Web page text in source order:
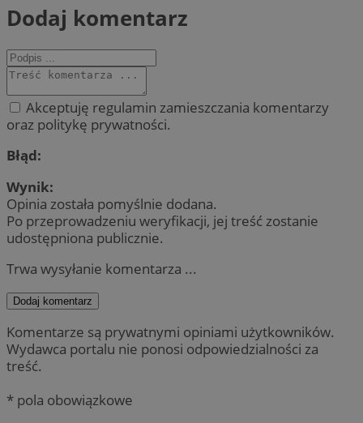
Dodaj komentarz
Akceptuję regulamin zamieszczania komentarzy
oraz politykę prywatności.
Błąd:
Wynik:
Opinia została pomyślnie dodana.
Po przeprowadzeniu weryfikacji, jej treść zostanie
udostępniona publicznie.
Trwa wysyłanie komentarza ...
Dodaj komentarz
Komentarze są prywatnymi opiniami użytkowników.
Wydawca portalu nie ponosi odpowiedzialności za
treść.
* pola obowiązkowe